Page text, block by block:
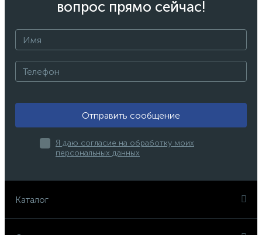
вопрос прямо сейчас!
Отправить сообщение
Я даю согласие на обработку моих
персональных данных
Каталог